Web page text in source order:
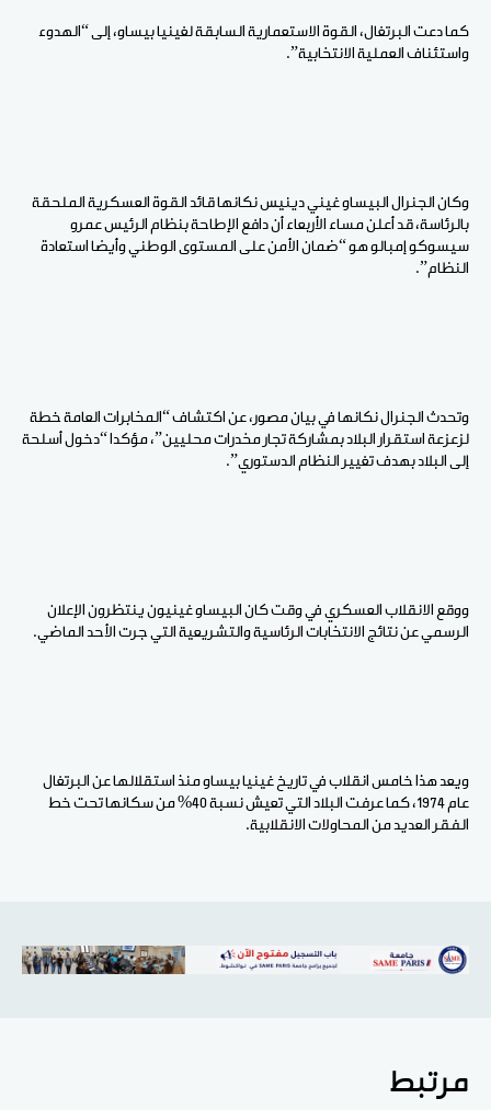
كما دعت البرتغال، القوة الاستعمارية السابقة لغينيا بيساو، إلى “الهدوء
واستئناف العملية الانتخابية”.
وكان الجنرال البيساو غيني دينيس نكانها قائد القوة العسكرية الملحقة
بالرئاسة، قد أعلن مساء الأربعاء أن دافع الإطاحة بنظام الرئيس عمرو
سيسوكو إمبالو هو “ضمان الأمن على المستوى الوطني وأيضا استعادة
النظام”.
وتحدث الجنرال نكانها في بيان مصور، عن اكتشاف “المخابرات العامة خطة
لزعزعة استقرار البلاد بمشاركة تجار مخدرات محليين”، مؤكدا “دخول أسلحة
إلى البلاد بهدف تغيير النظام الدستوري”.
ووقع الانقلاب العسكري في وقت كان البيساو غينيون ينتظرون الإعلان
الرسمي عن نتائج الانتخابات الرئاسية والتشريعية التي جرت الأحد الماضي.
ويعد هذا خامس انقلاب في تاريخ غينيا بيساو منذ استقلالها عن البرتغال
عام 1974، كما عرفت البلاد التي تعيش نسبة 40% من سكانها تحت خط
الفقر العديد من المحاولات الانقلابية.
مرتبط